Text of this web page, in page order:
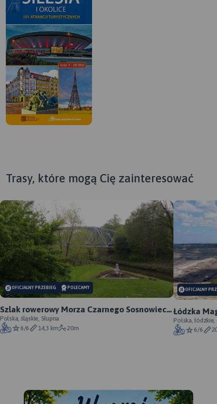
MAPA TURYSTYCZNA W
APLIKACJI TRASEO
Trasy, które mogą Cię zainteresować
OFICJALNY PRZEBIEG POLECAMY
Szlak rowerowy Morza Czarnego Sosnowiec -
oficjalny przebieg
Polska, śląskie, Słupna
6/6
14,3 km 20m
OFICJALNY
Łódzka
Polska, łódzkie,
6/6